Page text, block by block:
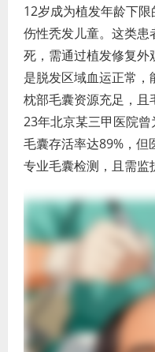
12岁成为植发年龄下
伤性秃发儿童。这类
死，需通过植发修复外
是脱发区域血运正常
枕部毛囊资源充足，
23年北京某三甲医院
毛囊存活率达89%，但
专业毛囊检测，且需监